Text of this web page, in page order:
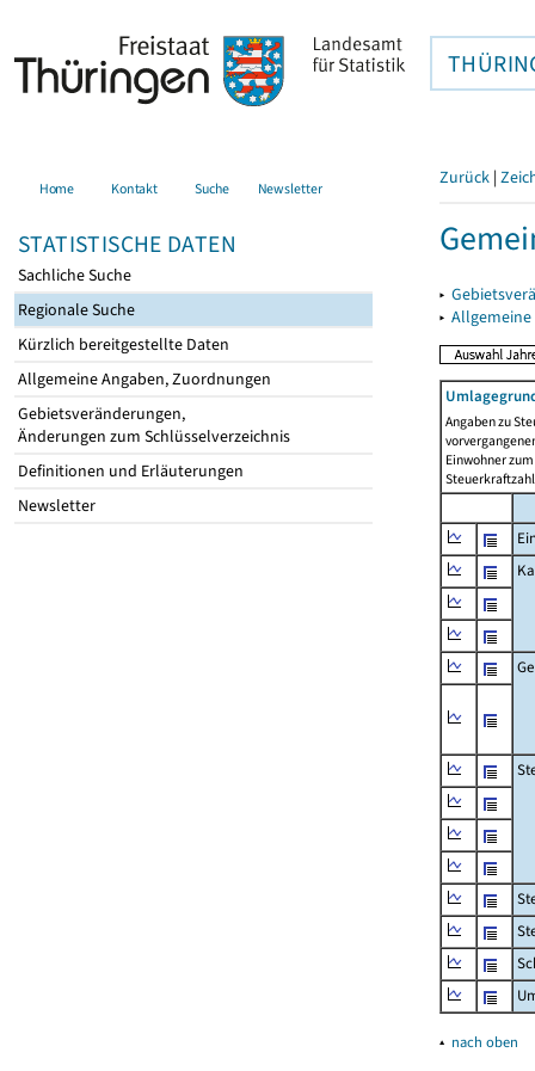
Home Kontakt Suche Newsletter
STATISTISCHE DATEN
Sachliche Suche
Regionale Suche
Kürzlich bereitgestellte Daten
Allgemeine Angaben, Zuordnungen
Gebietsveränderungen,
Änderungen zum Schlüsselverzeichnis
Definitionen und Erläuterungen
Newsletter
Zurück |
▸
▸
Angaben zu
Einwohner
▴ nach oben